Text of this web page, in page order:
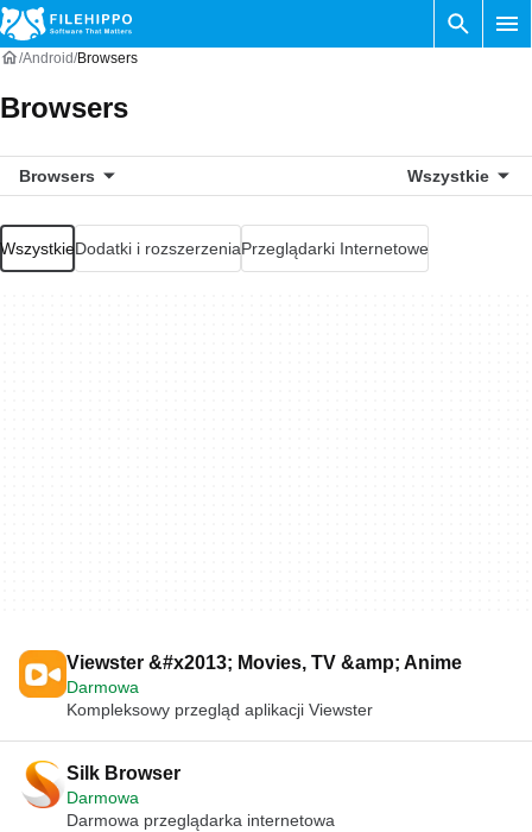
Android Browsers
Browsers
Browsers Wszystkie
WszystkieDodatki i rozszerzeniaPrzeglądarki Internetowe
Viewster &#x2013; Movies, TV &amp; Anime
Darmowa
Kompleksowy przegląd aplikacji Viewster
Silk Browser
Darmowa
Darmowa przeglądarka internetowa